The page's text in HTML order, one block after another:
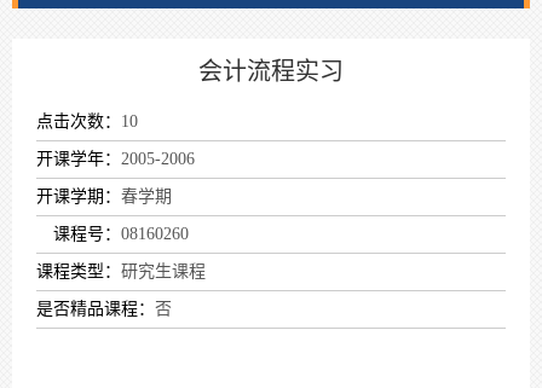
会计流程实习
点击次数： 10
开课学年： 2005-2006
开课学期： 春学期
课程号： 08160260
课程类型： 研究生课程
是否精品课程： 否